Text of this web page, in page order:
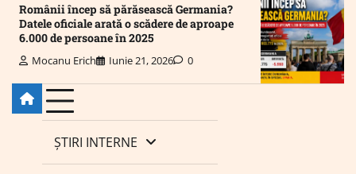
Românii încep să părăsească Germania?
Datele oficiale arată o scădere de aproape
6.000 de persoane în 2025
Mocanu Erich Iunie 21, 2026 0
ȘTIRI INTERNE